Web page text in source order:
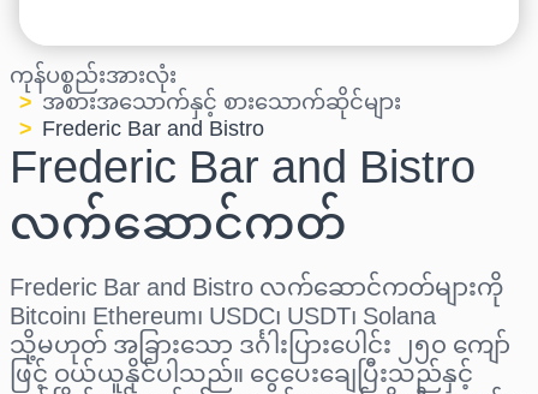
ကုန်ပစ္စည်းအားလုံး
အစားအသောက်နှင့် စားသောက်ဆိုင်များ
Frederic Bar and Bistro
Frederic Bar and Bistro
လက်ဆောင်ကတ်
Frederic Bar and Bistro လက်ဆောင်ကတ်များကို
Bitcoin၊ Ethereum၊ USDC၊ USDT၊ Solana
သို့မဟုတ် အခြားသော ဒင်္ဂါးပြားပေါင်း ၂၅၀ ကျော်
ဖြင့် ဝယ်ယူနိုင်ပါသည်။ ငွေပေးချေပြီးသည်နှင့်